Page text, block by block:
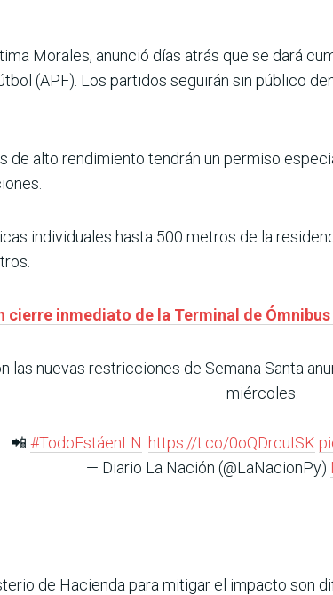
Morales, anunció días atrás que se dará
(APF). Los partidos seguirán sin público
de alto rendimiento tendrán un permiso
individuales hasta 500 metros de la
cierre inmediato de la Terminal de
las nuevas restricciones de Semana Santa
miércoles.
📲 #TodoEstáenLN: https://t.co/0oQDrcuISK
— Diario La Nación (@LaNacionPy)
de Hacienda para mitigar el impacto son